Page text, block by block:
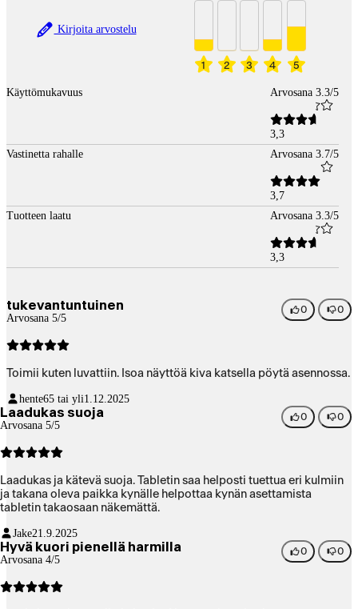
Kirjoita arvostelu
1 2 3 4 5
Käyttömukavuus Arvosana 3.3/5
3,3
Vastinetta rahalle
Arvosana 3.7/5
3,7
Tuotteen laatu
Arvosana 3.3/5
3,3
tukevantuntuinen
Arvosana 5/5
0 0
Toimii kuten luvattiin. Isoa näyttöä kiva katsella pöytä asennossa.
hente65 tai yli1.12.2025
Laadukas suoja
Arvosana 5/5
0 0
Laadukas ja kätevä suoja. Tabletin saa helposti tuettua eri kulmiin
ja takana oleva paikka kynälle helpottaa kynän asettamista
tabletin takaosaan näkemättä.
Jake21.9.2025
Hyvä kuori pienellä harmilla
Arvosana 4/5
0 0